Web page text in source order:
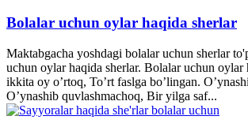
Bolalar uchun oylar haqida sherlar
Maktabgacha yoshdagi bolalar uchun sherlar
uchun oylar haqida sherlar. Bolalar uchun oylar
ikkita oy o’rtoq, To’rt faslga bo’lingan.
O’ynashib quvlashmachoq, Bir yilga saf...